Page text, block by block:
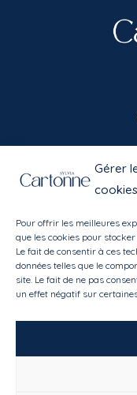
Gérer
cookies
Pour offrir les meilleures
que les cookies pour
Le fait de consentir à ces
données telles que le
site. Le fait de ne pas
un effet négatif sur
EN
Mon